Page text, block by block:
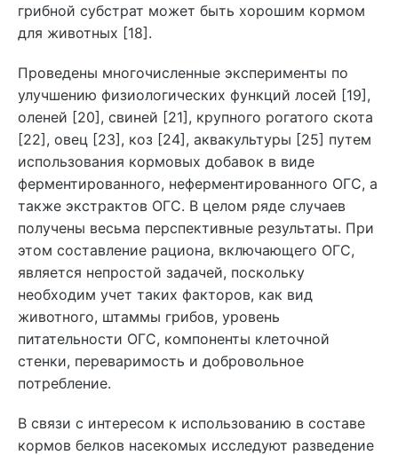
грибной субстрат может быть хорошим кормом
для животных [18].
Проведены многочисленные эксперименты по
улучшению физиологических функций лосей [19],
оленей [20], свиней [21], крупного рогатого скота
[22], овец [23], коз [24], аквакультуры [25] путем
использования кормовых добавок в виде
ферментированного, неферментированного ОГС, а
также экстрактов ОГС. В целом ряде случаев
получены весьма перспективные результаты. При
этом составление рациона, включающего ОГС,
является непростой задачей, поскольку
необходим учет таких факторов, как вид
животного, штаммы грибов, уровень
питательности ОГС, компоненты клеточной
стенки, переваримость и добровольное
потребление.
В связи с интересом к использованию в составе
кормов белков насекомых исследуют разведение